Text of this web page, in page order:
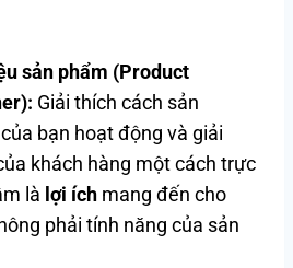
sản phẩm (Product
Giải thích cách sản
bạn hoạt động và giải
khách hàng một cách trực
là lợi ích mang đến cho
phải tính năng của sản